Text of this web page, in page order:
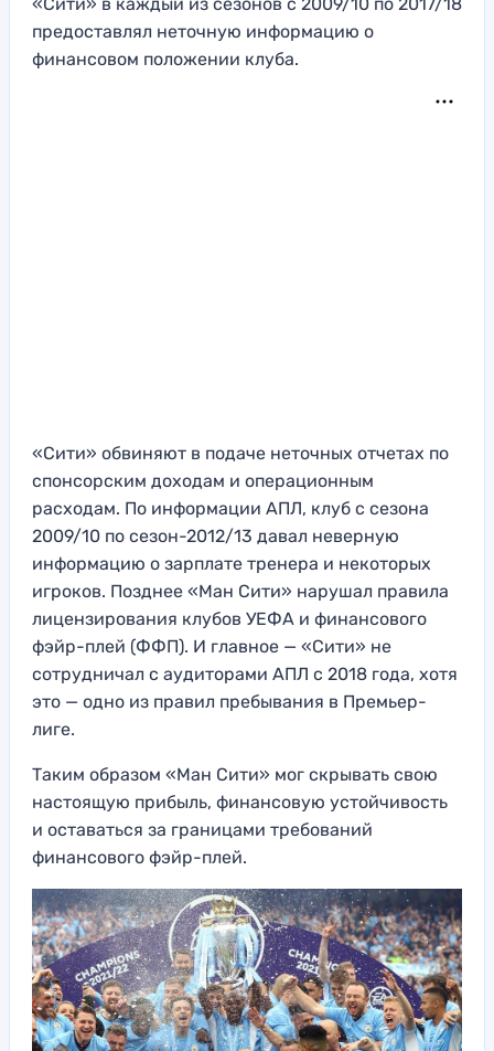
«Сити» в каждый из сезонов с 2009/10 по 2017/18
предоставлял неточную информацию о
финансовом положении клуба.
«Сити» обвиняют в подаче неточных отчетах по
спонсорским доходам и операционным
расходам. По информации АПЛ, клуб с сезона
2009/10 по сезон-2012/13 давал неверную
информацию о зарплате тренера и некоторых
игроков. Позднее «Ман Сити» нарушал правила
лицензирования клубов УЕФА и финансового
фэйр-плей (ФФП). И главное — «Сити» не
сотрудничал с аудиторами АПЛ с 2018 года, хотя
это — одно из правил пребывания в Премьер-
лиге.
Таким образом «Ман Сити» мог скрывать свою
настоящую прибыль, финансовую устойчивость
и оставаться за границами требований
финансового фэйр-плей.